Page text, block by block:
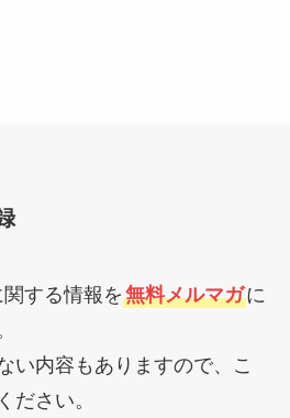
関する情報を無料メルマガに
い内容もありますので、こ
ださい。